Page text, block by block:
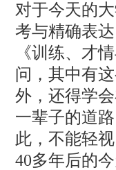
对于今天的
考与精确表
《训练、才
问，其中有
外，还得学
一辈子的道
此，不能轻
40多年后的